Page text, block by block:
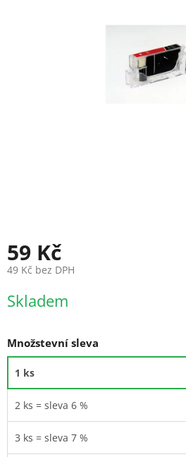
59 Kč
49 Kč bez DPH
cena:
Skladem
Množstevní sleva
1 ks
2 ks = sleva 6 %
3 ks = sleva 7 %